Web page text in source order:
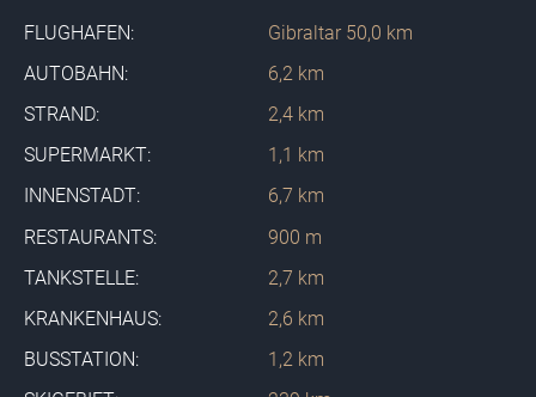
FLUGHAFEN:
AUTOBAHN:
STRAND:
SUPERMARKT:
INNENSTADT:
Gibraltar 50,0 km
6,2 km
2,4 km
1,1 km
6,7 km
RESTAURANTS:
TANKSTELLE:
KRANKENHAUS:
BUSSTATION:
900 m
2,7 km
2,6 km
1,2 km